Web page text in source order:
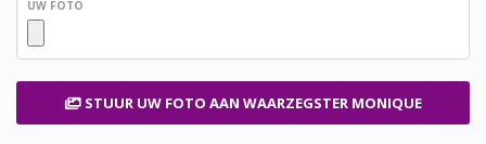
UW FOTO
STUUR UW FOTO AAN WAARZEGSTER MONIQUE